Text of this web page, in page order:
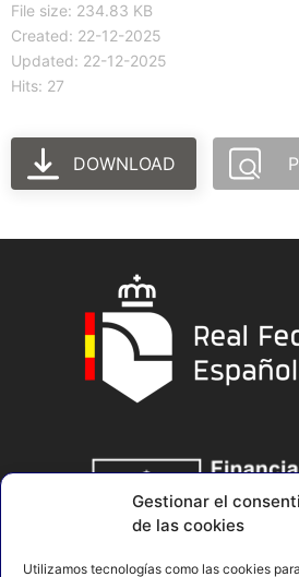
Gestionar el
de las cookies
Utilizamos tecnologías como las cookies
File size: 234.83 KB
Created: 22-12-2025
Updated: 22-12-2025
Hits: 27
DOWNLOAD